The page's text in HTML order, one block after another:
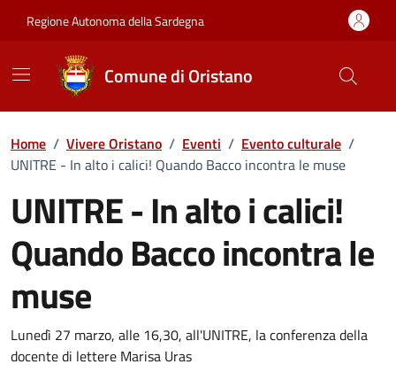
Regione Autonoma della Sardegna
Comune di Oristano
Home / Vivere Oristano / Eventi / Evento culturale /
UNITRE - In alto i calici! Quando Bacco incontra le muse
UNITRE - In alto i calici!
Quando Bacco incontra le
muse
Dettaglio dell'evento
Lunedì 27 marzo, alle 16,30, all'UNITRE, la conferenza della
docente di lettere Marisa Uras